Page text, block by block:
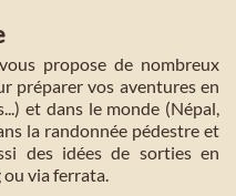
propose de nombreux
préparer vos aventures en
et dans le monde (Népal,
la randonnée pédestre et
des idées de sorties en
via ferrata.